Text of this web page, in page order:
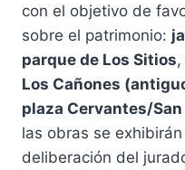
con el objetivo de
sobre el patrimonio:
parque de Los Sitios,
Los Cañones
plaza Cervantes/
las obras se
deliberación del